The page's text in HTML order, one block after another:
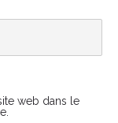
web dans le